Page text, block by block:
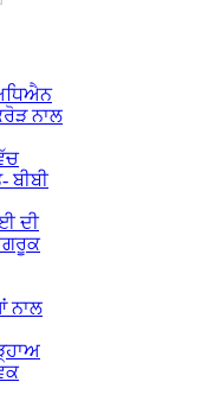
ਨਾਲ
ਬੀਬੀ
ਦੀ
ਨਾਲ